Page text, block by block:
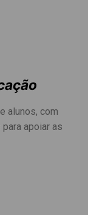
alunos, com
apoiar as